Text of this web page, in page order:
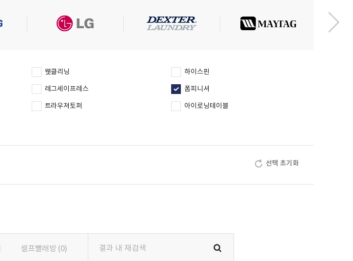
웻클리닝 하이스핀
레그세이프레스 폼피니셔
트라우져토퍼 아이로닝테이블
선택 초기화
셀프빨래방 (0)
재검색